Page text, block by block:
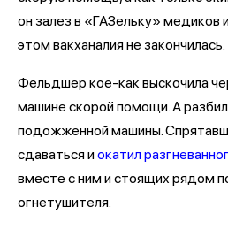
он залез в «ГАЗельку» медиков
этом вакханалия не закончилась.
Фельдшер кое-как выскочила
машине скорой помощи. А
подожженной машины.
сдаваться иокатил
вместе с ним и стоящих рядом
огнетушителя.